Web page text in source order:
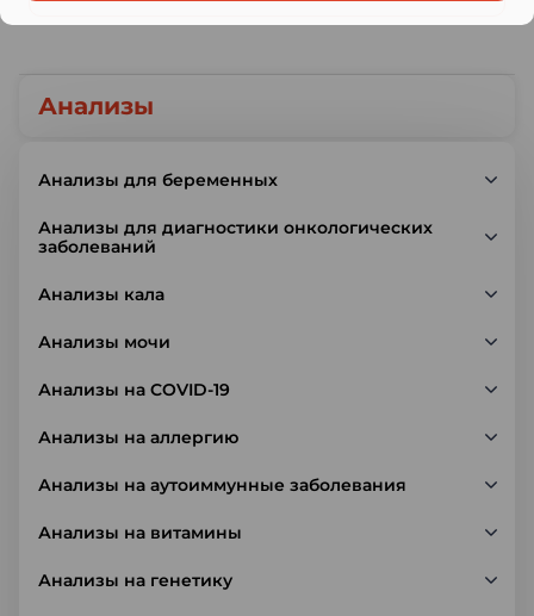
Анализы
Анализы для беременных
Анализы для диагностики онкологических
заболеваний
Анализы кала
Анализы мочи
Анализы на COVID-19
Анализы на аллергию
Анализы на аутоиммунные заболевания
Анализы на витамины
Анализы на генетику